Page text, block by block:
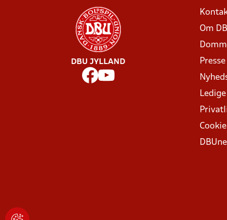
DBU JYLLAND
Om
Presse